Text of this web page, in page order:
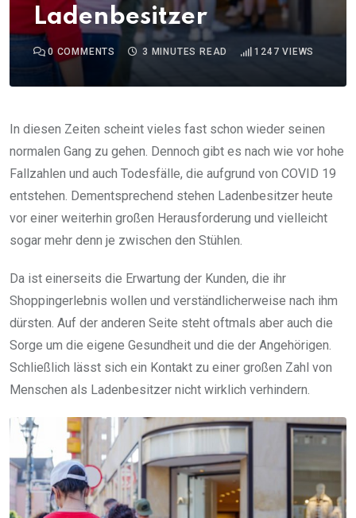
Ladenbesitzer
0COMMENTS 3 MINUTES READ 1247 VIEWS
In diesen Zeiten scheint vieles fast schon wieder seinen
normalen Gang zu gehen. Dennoch gibt es nach wie vor hohe
Fallzahlen und auch Todesfälle, die aufgrund von COVID 19
entstehen. Dementsprechend stehen Ladenbesitzer heute
vor einer weiterhin großen Herausforderung und vielleicht
sogar mehr denn je zwischen den Stühlen.
Da ist einerseits die Erwartung der Kunden, die ihr
Shoppingerlebnis wollen und verständlicherweise nach ihm
dürsten. Auf der anderen Seite steht oftmals aber auch die
Sorge um die eigene Gesundheit und die der Angehörigen.
Schließlich lässt sich ein Kontakt zu einer großen Zahl von
Menschen als Ladenbesitzer nicht wirklich verhindern.